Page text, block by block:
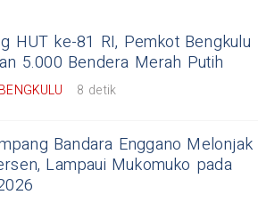
HUT ke-81 RI, Pemkot Bengkulu
5.000 Bendera Merah Putih
8 detik
Bandara Enggano Melonjak
Lampaui Mukomuko pada